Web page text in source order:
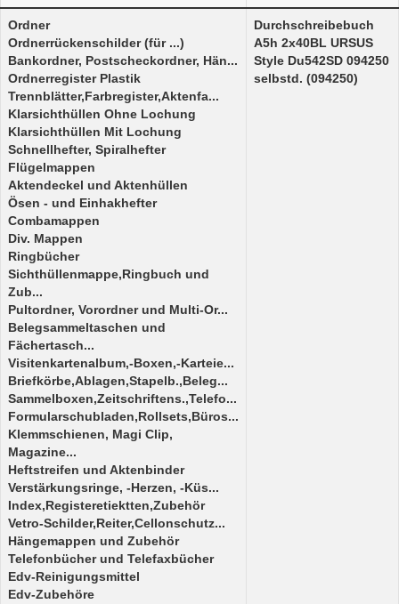
Ordner
Ordnerrückenschilder (für ...)
Bankordner, Postscheckordner, Hän...
Ordnerregister Plastik
Trennblätter,Farbregister,Aktenfa...
Klarsichthüllen Ohne Lochung
Klarsichthüllen Mit Lochung
Schnellhefter, Spiralhefter
Flügelmappen
Aktendeckel und Aktenhüllen
Ösen - und Einhakhefter
Combamappen
Div. Mappen
Ringbücher
Sichthüllenmappe,Ringbuch und
Zub...
Pultordner, Vorordner und Multi-Or...
Belegsammeltaschen und
Fächertasch...
Visitenkartenalbum,-Boxen,-Karteie...
Briefkörbe,Ablagen,Stapelb.,Beleg...
Sammelboxen,Zeitschriftens.,Telefo...
Formularschubladen,Rollsets,Büros...
Klemmschienen, Magi Clip,
Magazine...
Heftstreifen und Aktenbinder
Verstärkungsringe, -Herzen, -Küs...
Index,Registeretiektten,Zubehör
Vetro-Schilder,Reiter,Cellonschutz...
Hängemappen und Zubehör
Telefonbücher und Telefaxbücher
Edv-Reinigungsmittel
Edv-Zubehöre
Durchschreibebuch
A5h 2x40BL URSUS
Style Du542SD 094250
selbstd. (094250)